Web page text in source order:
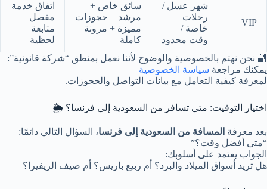
VIP
شهر عسل /
رحلات
خاصة /
وقت محدود
سائق خاص +
مرشد + حجوزات
مميزة + مرونة
كاملة
اتفاق خدمة
مفصل +
متابعة
لحظية
🔐 نحن نهتم بالخصوصية والوضوح لأننا نعمل بمنطق “شركة قانونية”:
يمكنك مراجعة سياسة الخصوصية
لمعرفة كيفية التعامل مع بيانات التواصل والحجوزات.
اختيار التوقيت: متى تسافر من السعودية إلى فرنسا؟ 🌦️
بعد معرفة المسافة من السعودية إلى فرنسا، السؤال التالي دائمًا:
“متى أفضل وقت؟”
الجواب يعتمد على أسلوبك:
هل تريد أسواق الميلاد والبرد؟ أم ربيع باريس؟ أم صيف الريفيرا؟